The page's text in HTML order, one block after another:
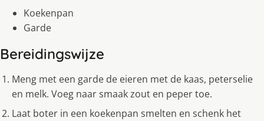
Koekenpan
Garde
Bereidingswijze
Meng met een garde de eieren met de kaas, peterselie
en melk. Voeg naar smaak zout en peper toe.
Laat boter in een koekenpan smelten en schenk het